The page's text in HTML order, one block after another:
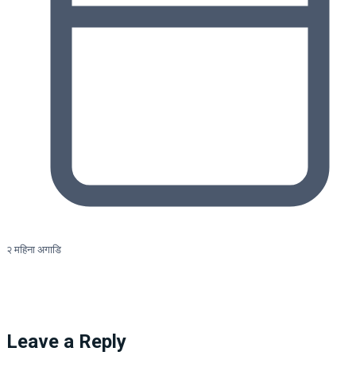
२ महिना अगाडि
Leave a Reply